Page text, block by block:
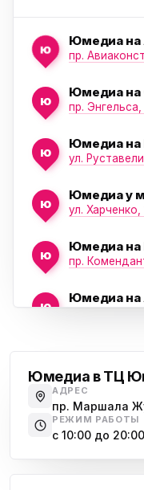
ю
Юмедиа на
пр.
ю
Юмедиа на
пр. Энгельса,
ю
Юмедиа на
ул.
ю
Юмедиа у
ул. Харченко,
ю
Юмедиа на
пр.
ю
Юмедиа на
Юмедиа на
пр.
Юмедиа в ТЦ
АДРЕС
пр. Маршала
РЕЖИМ РАБОТЫ
с 10:00 до